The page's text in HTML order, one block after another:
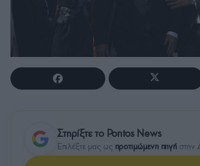
Στηρίξτε το Pontos News
Επιλέξτε μας ως προτιμώμενη πηγή στην